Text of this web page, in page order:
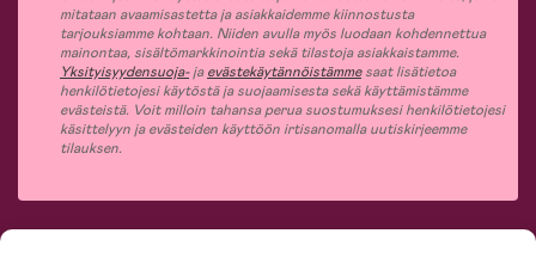
mitataan avaamisastetta ja asiakkaidemme kiinnostusta
tarjouksiamme kohtaan. Niiden avulla myös luodaan kohdennettua
mainontaa, sisältömarkkinointia sekä tilastoja asiakkaistamme.
Yksityisyydensuoja-jaevästekäytännöistämmesaat lisätietoa
henkilötietojesi käytöstä ja suojaamisesta sekä käyttämistämme
evästeistä. Voit milloin tahansa perua suostumuksesi henkilötietojesi
käsittelyyn ja evästeiden käyttöön irtisanomalla uutiskirjeemme
tilauksen.